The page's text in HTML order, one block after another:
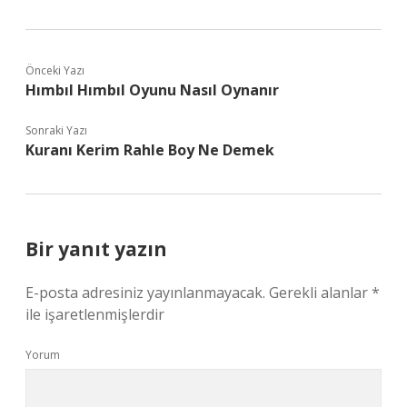
Önceki Yazı
Hımbıl Hımbıl Oyunu Nasıl Oynanır
Sonraki Yazı
Kuranı Kerim Rahle Boy Ne Demek
Bir yanıt yazın
E-posta adresiniz yayınlanmayacak. Gerekli alanlar*
ile işaretlenmişlerdir
Yorum